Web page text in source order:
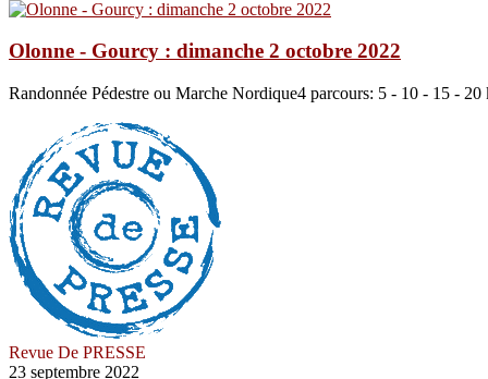
Olonne - Gourcy : dimanche 2 octobre 2022
Randonnée Pédestre ou Marche Nordique4 parcours: 5 - 10 - 15 -
Revue De PRESSE
23 septembre 2022